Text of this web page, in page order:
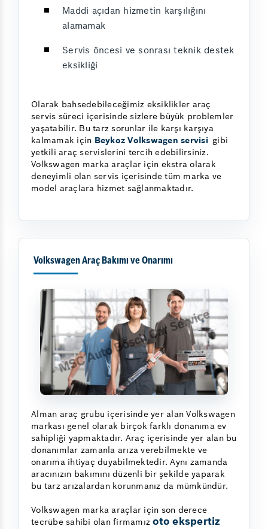
Maddi açıdan hizmetin karşılığını
alamamak
Servis öncesi ve sonrası teknik destek
eksikliği
Olarak bahsedebileceğimiz eksiklikler araç
servis süreci içerisinde sizlere büyük problemler
yaşatabilir. Bu tarz sorunlar ile karşı karşıya
kalmamak için Beykoz Volkswagen servisi gibi
yetkili araç servislerini tercih edebilirsiniz.
Volkswagen marka araçlar için ekstra olarak
deneyimli olan servis içerisinde tüm marka ve
model araçlara hizmet sağlanmaktadır.
Volkswagen Araç Bakımı ve Onarımı
Alman araç grubu içerisinde yer alan Volkswagen
markası genel olarak birçok farklı donanıma ev
sahipliği yapmaktadır. Araç içerisinde yer alan bu
donanımlar zamanla arıza verebilmekte ve
onarıma ihtiyaç duyabilmektedir. Aynı zamanda
aracınızın bakımını düzenli bir şekilde yaparak
bu tarz arızalardan korunmanız da mümkündür.
Volkswagen marka araçlar için son derece
tecrübe sahibi olan firmamızoto ekspertiz